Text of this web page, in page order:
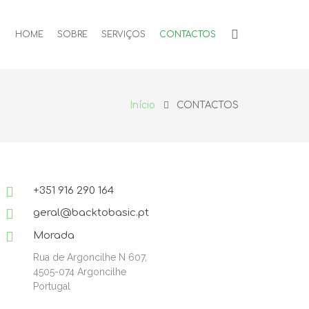
HOME SOBRE SERVIÇOS CONTACTOS
Início CONTACTOS
+351 916 290 164
geral@backtobasic.pt
Morada
Rua de Argoncilhe N 607,
4505-074 Argoncilhe
Portugal